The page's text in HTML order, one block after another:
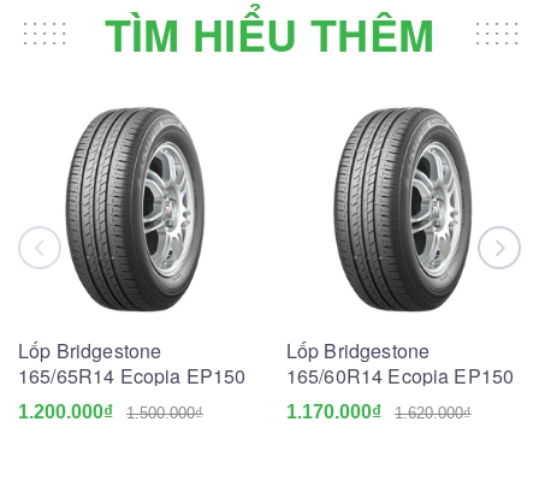
TÌM HIỂU THÊM
Lốp Bridgestone
165/65R14 Ecopia EP150
1.200.000₫ 1.500.000₫
Lốp Bridgestone
165/60R14 Ecopia EP150
1.170.000₫ 1.620.000₫